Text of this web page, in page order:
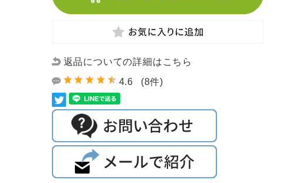
返品についての詳細はこちら
4.6
(8件)